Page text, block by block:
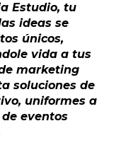
Estudio, tu
ideas se
únicos,
vida a tus
marketing
soluciones de
uniformes a
eventos